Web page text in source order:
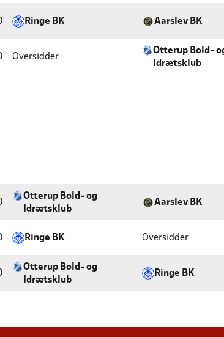
Ringe BK Aarslev BK
Oversidder
Otterup Bold-
Idrætsklub
Otterup Bold- og
Idrætsklub
Aarslev BK
Ringe BK Oversidder
Otterup Bold- og
Idrætsklub
Ringe BK